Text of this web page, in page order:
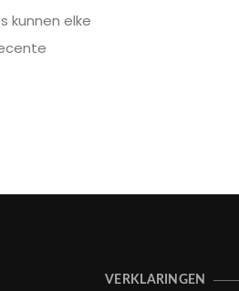
kunnen elke
VERKLARINGEN